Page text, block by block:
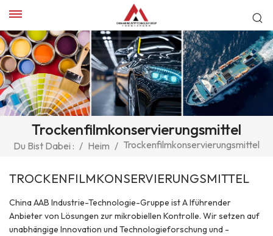
Trockenfilmkonservierungsmittel
Du Bist Dabei : / Heim / Trockenfilmkonservierungsmittel
TROCKENFILMKONSERVIERUNGSMITTEL
China AAB Industrie-Technologie-Gruppe ist A lführender
Anbieter von Lösungen zur mikrobiellen Kontrolle. Wir setzen auf
unabhängige Innovation und Technologieforschung und -